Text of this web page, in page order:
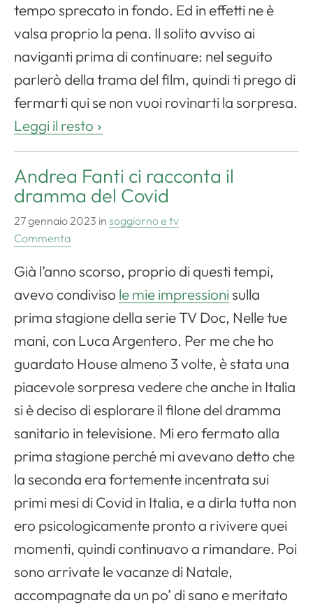
tempo sprecato in fondo. Ed in effetti ne è
valsa proprio la pena. Il solito avviso ai
naviganti prima di continuare: nel seguito
parlerò della trama del film, quindi ti prego di
fermarti qui se non vuoi rovinarti la sorpresa.
Leggi il resto
Andrea Fanti ci racconta il
dramma del Covid
27 gennaio 2023 in soggiorno e tv
Commenta
Già l’anno scorso, proprio di questi tempi,
avevo condiviso le mie impressionisulla
prima stagione della serie TV Doc, Nelle tue
mani, con Luca Argentero. Per me che ho
guardato House almeno 3 volte, è stata una
piacevole sorpresa vedere che anche in Italia
si è deciso di esplorare il filone del dramma
sanitario in televisione. Mi ero fermato alla
prima stagione perché mi avevano detto che
la seconda era fortemente incentrata sui
primi mesi di Covid in Italia, e a dirla tutta non
ero psicologicamente pronto a rivivere quei
momenti, quindi continuavo a rimandare. Poi
sono arrivate le vacanze di Natale,
accompagnate da un po’ di sano e meritato